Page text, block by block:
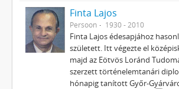
Finta Lajos
Persoon 1930 - 2010
Finta Lajos édesapjához
született. Itt végezte el
majd az Eötvös Loránd
szerzett történelemtanári
hónapig tanított Győr-